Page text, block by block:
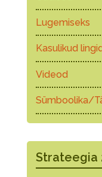
Lugemiseks
Kasulikud
Videod
Sümboolika/
Strateegia